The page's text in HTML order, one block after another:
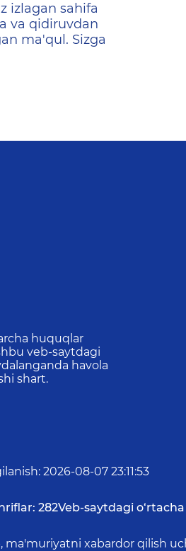
izlagan sahifa
va qidiruvdan
ma'qul. Sizga
huquqlar
veb-saytdagi
havola
shart.
: 2026-08-07 23:11:53
282Veb-saytdagi
ma'muriyatni xabardor qilish